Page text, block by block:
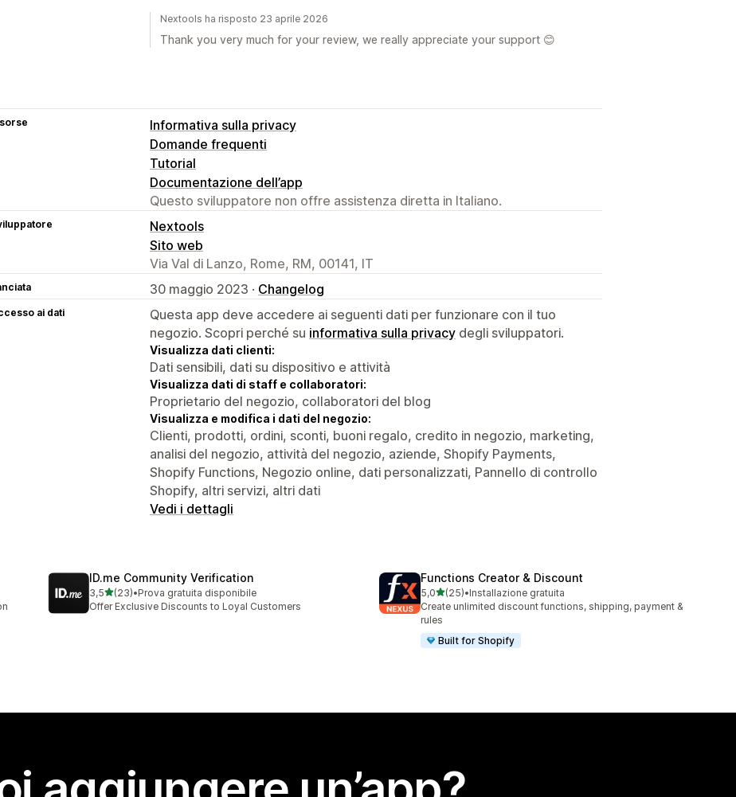
Nextools ha risposto 23 aprile 2026
Thank you very much for your review, we really appreciate your support 😊
Informativa sulla privacy
Domande frequenti
Tutorial
Documentazione dell’app
Questo sviluppatore non offre assistenza diretta in Italiano.
Nextools
Sito web
Via Val di Lanzo, Rome, RM, 00141, IT
30 maggio 2023 · Changelog
ai dati
Questa app deve accedere ai seguenti dati per funzionare con il tuo
negozio. Scopri perché su informativa sulla privacy degli sviluppatori.
Visualizza dati clienti:
Dati sensibili, dati su dispositivo e attività
Visualizza dati di staff e collaboratori:
Proprietario del negozio, collaboratori del blog
Visualizza e modifica i dati del negozio:
Clienti, prodotti, ordini, sconti, buoni regalo, credito in negozio, marketing,
analisi del negozio, attività del negozio, aziende, Shopify Payments,
Shopify Functions, Negozio online, dati personalizzati, Pannello di controllo
Shopify, altri servizi, altri dati
Vedi i dettagli
ID.me Community Verification
3,5stelle su 5
(23)
23 recensioni totali
•Prova gratuita disponibile
Offer Exclusive Discounts to Loyal Customers
Functions Creator & Discount
5,0stelle su 5
(25)
25 recensioni totali
•Installazione gratuita
Create unlimited discount functions, shipping, payment &
rules
Built for Shopify